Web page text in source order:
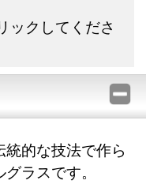
ックしてくださ
的な技法で作ら
ラスです。